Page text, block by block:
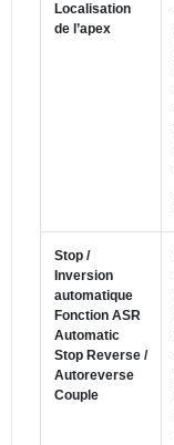
Localisation
de l’apex
Stop /
Inversion
automatique
Fonction ASR
Automatic
Stop Reverse /
Autoreverse
Couple